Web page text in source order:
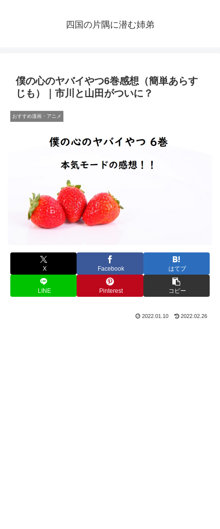
四国の片隅に潜む姉弟
僕の心のヤバイやつ6巻感想（簡単あらす
じも）｜市川と山田がついに？
おすすめ漫画・アニメ
X Facebook はてブ
LINE Pinterest コピー
2022.01.10 2022.02.26